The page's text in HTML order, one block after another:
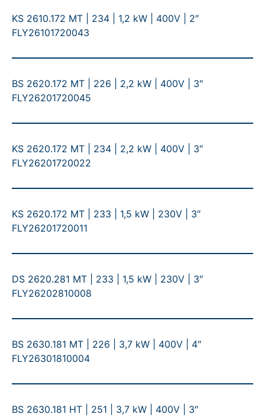
KS 2610.172 MT | 234 | 1,2 kW | 400V | 2″
FLY26101720043
BS 2620.172 MT | 226 | 2,2 kW | 400V | 3″
FLY26201720045
KS 2620.172 MT | 234 | 2,2 kW | 400V | 3″
FLY26201720022
KS 2620.172 MT | 233 | 1,5 kW | 230V | 3″
FLY26201720011
DS 2620.281 MT | 233 | 1,5 kW | 230V | 3″
FLY26202810008
BS 2630.181 MT | 226 | 3,7 kW | 400V | 4″
FLY26301810004
BS 2630.181 HT | 251 | 3,7 kW | 400V | 3″